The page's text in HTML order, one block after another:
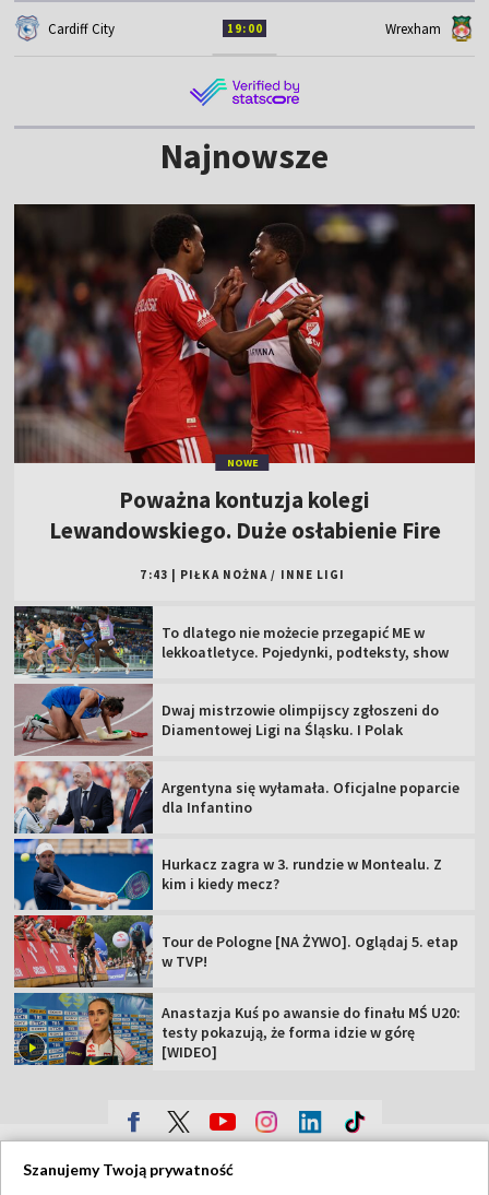
Cardiff City 19:00 Wrexham
Najnowsze
NOWE
Poważna kontuzja kolegi
Lewandowskiego. Duże osłabienie Fire
7:43 PIŁKA NOŻNA / INNE LIGI
To dlatego nie możecie przegapić ME w
lekkoatletyce. Pojedynki, podteksty, show
Dwaj mistrzowie olimpijscy zgłoszeni do
Diamentowej Ligi na Śląsku. I Polak
Argentyna się wyłamała. Oficjalne poparcie
dla Infantino
Hurkacz zagra w 3. rundzie w Montealu. Z
kim i kiedy mecz?
Tour de Pologne [NA ŻYWO]. Oglądaj 5. etap
w TVP!
Anastazja Kuś po awansie do finału MŚ U20:
testy pokazują, że forma idzie w górę
[WIDEO]
Szanujemy Twoją prywatność